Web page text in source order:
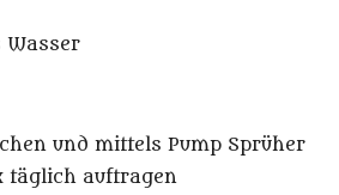
Wasser
und mittels Pump Sprüher
täglich auftragen